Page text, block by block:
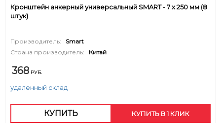
Кронштейн анкерный универсальный SMART - 7 x 250 мм (8
штук)
Производитель:
Smart
Страна производитель:
Китай
368 РУБ.
удаленный склад
КУПИТЬ КУПИТЬ В 1 КЛИК